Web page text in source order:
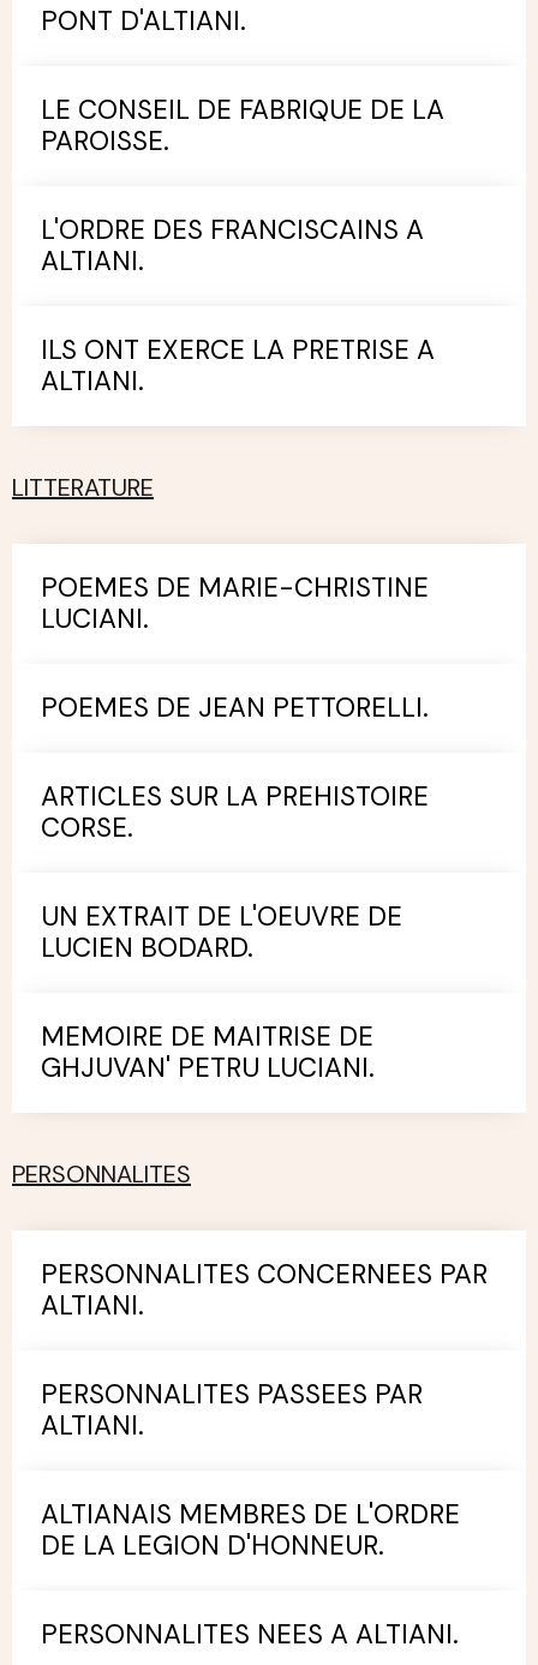
PONT D'ALTIANI.
LE CONSEIL DE FABRIQUE DE LA
PAROISSE.
L'ORDRE DES FRANCISCAINS A
ALTIANI.
ILS ONT EXERCE LA PRETRISE A
ALTIANI.
LITTERATURE
POEMES DE MARIE-CHRISTINE
LUCIANI.
POEMES DE JEAN PETTORELLI.
ARTICLES SUR LA PREHISTOIRE
CORSE.
UN EXTRAIT DE L'OEUVRE DE
LUCIEN BODARD.
MEMOIRE DE MAITRISE DE
GHJUVAN' PETRU LUCIANI.
PERSONNALITES
PERSONNALITES CONCERNEES PAR
ALTIANI.
PERSONNALITES PASSEES PAR
ALTIANI.
ALTIANAIS MEMBRES DE L'ORDRE
DE LA LEGION D'HONNEUR.
PERSONNALITES NEES A ALTIANI.